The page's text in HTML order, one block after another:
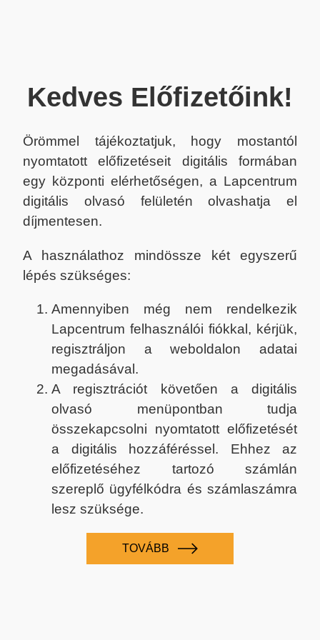
Kedves Előfizetőink!
Örömmel tájékoztatjuk, hogy mostantól
nyomtatott előfizetéseit digitális formában
egy központi elérhetőségen, a Lapcentrum
digitális olvasó felületén olvashatja el
díjmentesen.
A használathoz mindössze két egyszerű
lépés szükséges:
Amennyiben még nem rendelkezik
Lapcentrum felhasználói fiókkal, kérjük,
regisztráljon a weboldalon adatai
megadásával.
A regisztrációt követően a digitális
olvasó menüpontban tudja
összekapcsolni nyomtatott előfizetését
a digitális hozzáféréssel. Ehhez az
előfizetéséhez tartozó számlán
szereplő ügyfélkódra és számlaszámra
lesz szüksége.
TOVÁBB